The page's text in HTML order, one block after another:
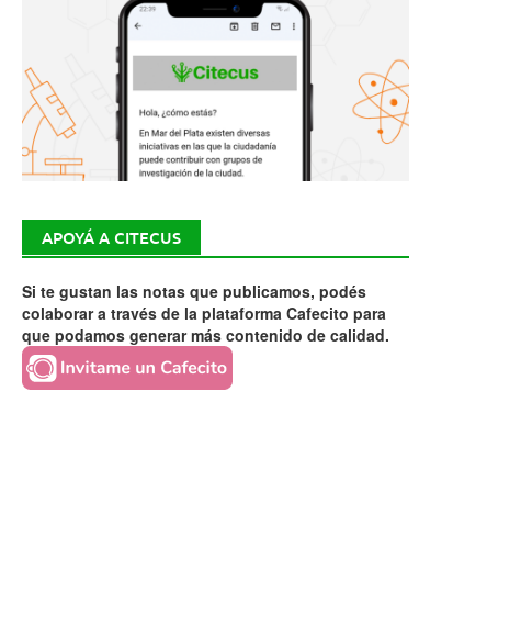
APOYÁ A CITECUS
Si te gustan las notas que publicamos, podés
colaborar a través de la plataforma Cafecito para
que podamos generar más contenido de calidad.